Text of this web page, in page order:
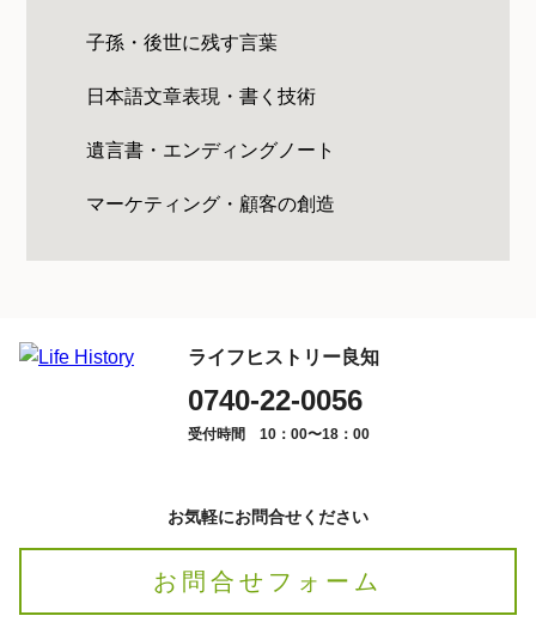
子孫・後世に残す言葉
日本語文章表現・書く技術
遺言書・エンディングノート
マーケティング・顧客の創造
ライフヒストリー良知
0740-22-0056
受付時間 10：00〜18：00
お気軽にお問合せください
お問合せフォーム